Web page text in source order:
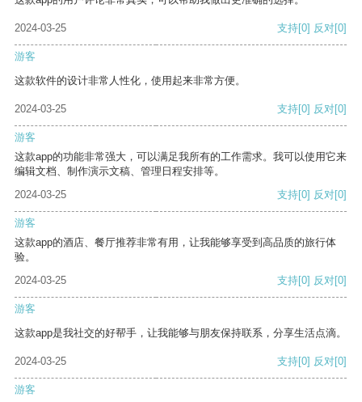
2024-03-25 支持[0] 反对[0]
游客
这款软件的设计非常人性化，使用起来非常方便。
2024-03-25 支持[0] 反对[0]
游客
这款app的功能非常强大，可以满足我所有的工作需求。我可以使用它来
编辑文档、制作演示文稿、管理日程安排等。
2024-03-25
支持[0] 反对[0]
游客
这款app的酒店、餐厅推荐非常有用，让我能够享受到高品质的旅行体
验。
2024-03-25
支持[0] 反对[0]
游客
这款app是我社交的好帮手，让我能够与朋友保持联系，分享生活点滴。
2024-03-25 支持[0] 反对[0]
游客